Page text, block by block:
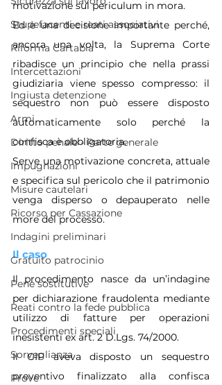
Stupefacenti e reati associativi
Riforma Cartabia
Intercettazioni
Ingiusta detenzione
Armi
Diritto penale - Parte generale
Impugnazioni
Misure cautelari
Ricorso per Cassazione
Indagini preliminari
Gratuito patrocinio
Pene sostitutive
Reati contro la fede pubblica
Procedimenti speciali
Sorveglianza
Prove
motivazione sul periculum in mora.
Ed è una decisione importante perché,
ancora una volta, la Suprema Corte
ribadisce un principio che nella prassi
giudiziaria viene spesso compresso: il
sequestro non può essere disposto
automaticamente solo perché la
confisca è obbligatoria.
Serve una motivazione concreta, attuale
e specifica sul pericolo che il patrimonio
venga disperso o depauperato nelle
more del processo.
Il caso
Il procedimento nasce da un’indagine
per dichiarazione fraudolenta mediante
utilizzo di fatture per operazioni
inesistenti ex art. 2 D.Lgs. 74/2000.
Il GIP aveva disposto un sequestro
preventivo finalizzato alla confisca